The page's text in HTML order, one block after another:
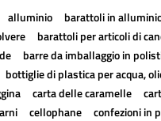
alluminio barattoli in
barattoli per articoli di
barre da imballaggio in
bottiglie di plastica per acqua,
carta delle caramelle
cellophane
confezioni in